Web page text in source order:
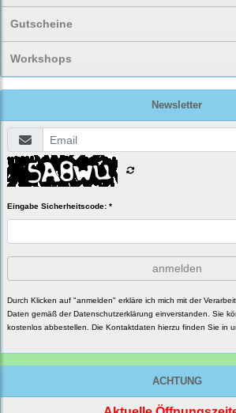
Gutscheine
Workshops
Newsletter
Eingabe Sicherheitscode: *
anmelden
Durch Klicken auf "anmelden" erkläre ich mich mit der
Daten gemäß der Datenschutzerklärung einverstanden. Sie
kostenlos abbestellen. Die Kontaktdaten hierzu finden Sie in
ACHTUNG